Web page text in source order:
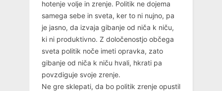
hotenje volje in zrenje. Politik ne dojema
samega sebe in sveta, ker to ni nujno, pa
je jasno, da izvaja gibanje od niča k niču,
ki ni produktivno. Z določenostjo občega
sveta politik noče imeti opravka, zato
gibanje od niča k niču hvali, hkrati pa
povzdiguje svoje zrenje.
Ne gre sklepati, da bo politik zrenje opustil